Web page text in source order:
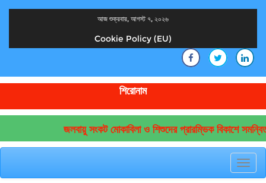
আজ শুক্রবার, আগস্ট ৭, ২০২৬
Cookie Policy (EU)
শিরোনাম
জলবায়ু সংকট মোকাবিলা ও শিশুদের প্রারম্ভিক বিকাশে